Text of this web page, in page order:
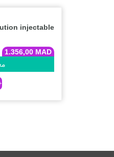
injectable
1.356,00 MAD